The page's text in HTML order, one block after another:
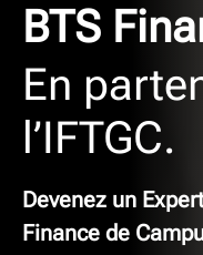
BTS
En
l’IFTGC.
Devenez un
Finance de